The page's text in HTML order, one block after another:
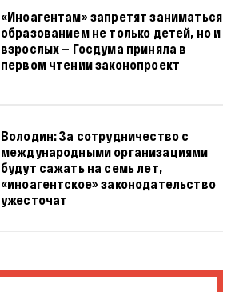
«Иноагентам» запретят заниматься
образованием не только детей, но и
взрослых — Госдума приняла в
первом чтении законопроект
Володин: За сотрудничество с
международными организациями
будут сажать на семь лет,
«иноагентское» законодательство
ужесточат